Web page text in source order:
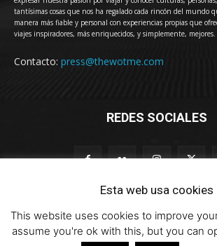
tantísimas cosas que nos ha regalado cada rincón del mundo
manera más fiable y personal con experiencias propias que
viajes inspiradores, más enriquecidos, y simplemente, mejores.
Contacto: press@thewotme.com
REDES SOCIALES
© 2011-2023 The World Thru My Eyes - Travel
Esta web usa cookies
This website uses cookies to improve
assume you're ok with this, but you can